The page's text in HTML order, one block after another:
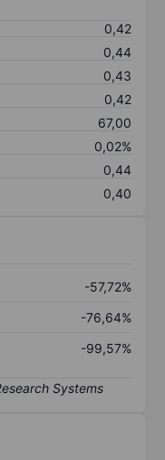
0,42
0,44
0,43
0,42
67,00
0,02%
0,44
0,40
-57,72%
-76,64%
-99,57%